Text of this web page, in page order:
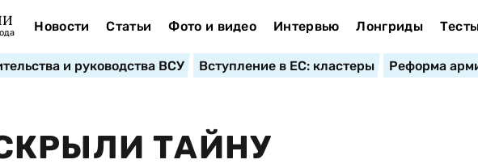
Новости Статьи Фото и видео Интервью Лонгриды
и руководства ВСУ Вступление в ЕС: кластеры Реформа
ТАЙНУ